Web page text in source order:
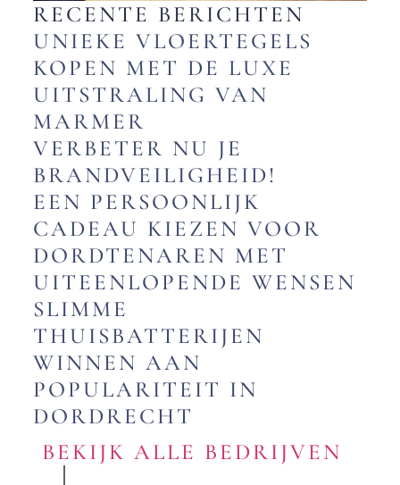
RECENTE BERICHTEN
UNIEKE VLOERTEGELS
KOPEN MET DE LUXE
UITSTRALING VAN
MARMER
VERBETER NU JE
BRANDVEILIGHEID!
EEN PERSOONLIJK
CADEAU KIEZEN VOOR
DORDTENAREN MET
UITEENLOPENDE WENSEN
SLIMME
THUISBATTERIJEN
WINNEN AAN
POPULARITEIT IN
DORDRECHT
BEKIJK ALLE BEDRIJVEN